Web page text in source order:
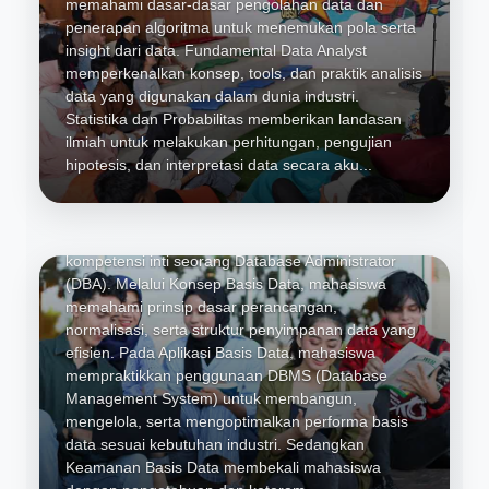
memahami dasar-dasar pengolahan data dan
penerapan algoritma untuk menemukan pola serta
insight dari data. Fundamental Data Analyst
memperkenalkan konsep, tools, dan praktik analisis
data yang digunakan dalam dunia industri.
Statistika dan Probabilitas memberikan landasan
ilmiah untuk melakukan perhitungan, pengujian
hipotesis, dan interpretasi data secara aku...
Konsep Basis Data, Aplikasi Basis
Data, dan Keamanan Basis Data
kompetensi inti seorang Database Administrator
(DBA). Melalui Konsep Basis Data, mahasiswa
memahami prinsip dasar perancangan,
normalisasi, serta struktur penyimpanan data yang
efisien. Pada Aplikasi Basis Data, mahasiswa
mempraktikkan penggunaan DBMS (Database
Management System) untuk membangun,
mengelola, serta mengoptimalkan performa basis
data sesuai kebutuhan industri. Sedangkan
Keamanan Basis Data membekali mahasiswa
Dasar Pemrograman, Logika dan
Algoritma, Aplikasi Basis Data,
UI/UX Design, Web Programming,
Mobile Programming, Software